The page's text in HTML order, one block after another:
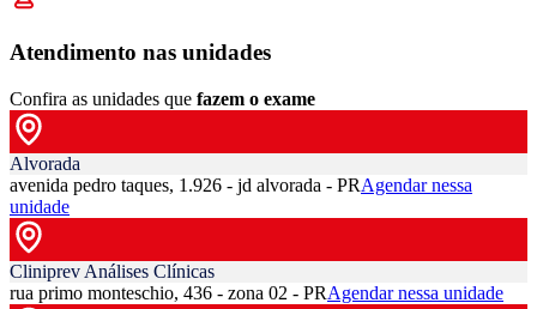
Atendimento nas unidades
Confira as unidades que fazem o exame
Alvorada
avenida pedro taques, 1.926 - jd alvorada - PRAgendar nessa
unidade
Cliniprev Análises Clínicas
rua primo monteschio, 436 - zona 02 - PRAgendar nessa unidade